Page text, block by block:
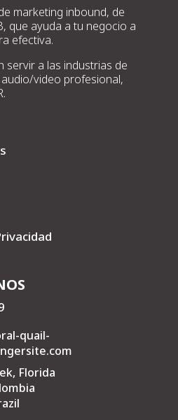
marketing inbound, de
que ayuda a tu negocio a
efectiva.
servir a las industrias de
video profesional,
quail-
Florida